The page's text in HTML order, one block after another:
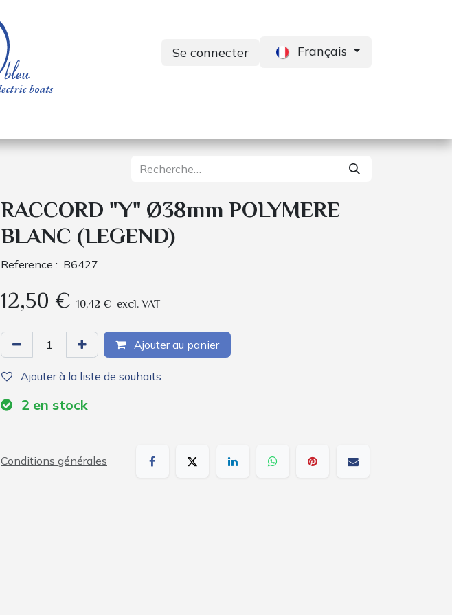
Se connecter Français
RACCORD "Y" Ø38mm POLYMERE
BLANC (LEGEND)
Reference : B6427
12,50 € 10,42 € excl. VAT
Ajouter au panier
Ajouter à la liste de souhaits
2 en stock
Conditions générales